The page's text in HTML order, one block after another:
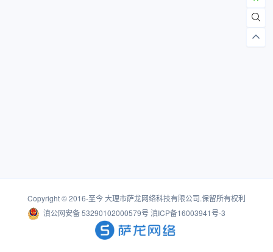
Copyright © 2016-至今大理市萨龙网络科技有限公司.保留所有权利
滇公网安备 53290102000579号 滇ICP备16003941号-3